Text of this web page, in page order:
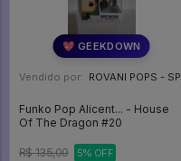
💖 GEEKDOWN
Vendido por: ROVANI POPS - SP
Funko Pop Alicent... - House
Of The Dragon #20
R$ 135,00 5% OFF